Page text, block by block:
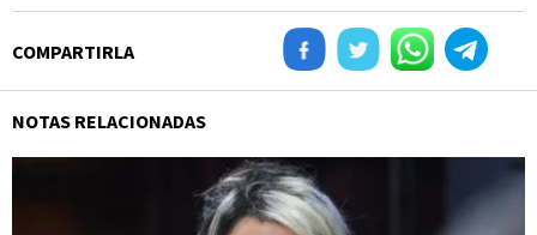
COMPARTIRLA
NOTAS RELACIONADAS